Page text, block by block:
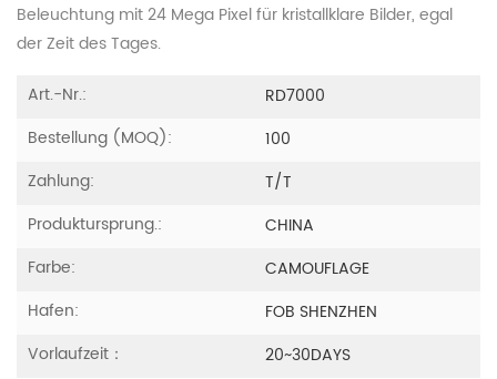
Beleuchtung mit 24 Mega Pixel für kristallklare Bilder, egal
der Zeit des Tages.
Art.-Nr.:
RD7000
Bestellung (MOQ):
100
Zahlung:
T/T
Produktursprung.:
CHINA
Farbe:
CAMOUFLAGE
Hafen:
FOB SHENZHEN
Vorlaufzeit：
20~30DAYS